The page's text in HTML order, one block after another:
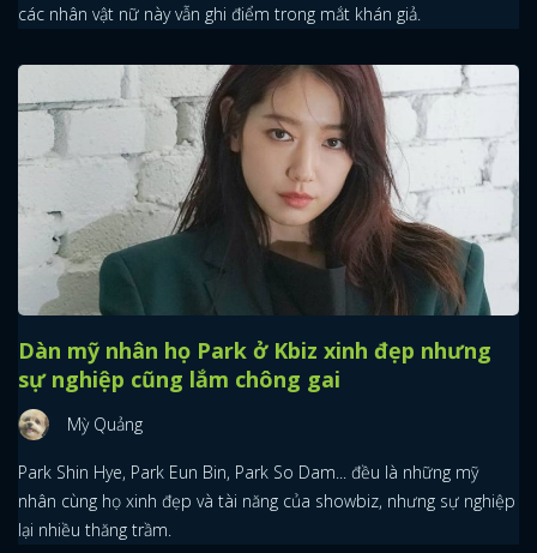
các nhân vật nữ này vẫn ghi điểm trong mắt khán giả.
Dàn mỹ nhân họ Park ở Kbiz xinh đẹp nhưng
sự nghiệp cũng lắm chông gai
Mỳ Quảng
Park Shin Hye, Park Eun Bin, Park So Dam... đều là những mỹ
nhân cùng họ xinh đẹp và tài năng của showbiz, nhưng sự nghiệp
lại nhiều thăng trầm.